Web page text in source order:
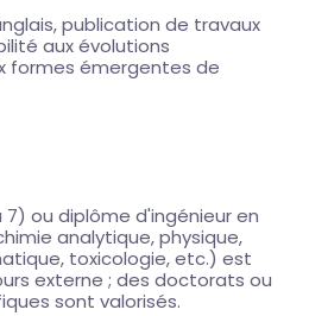
publication de travaux
aux évolutions
formes émergentes de
ou diplôme d'ingénieur en
analytique, physique,
toxicologie, etc.) est
externe ; des doctorats ou
sont valorisés.